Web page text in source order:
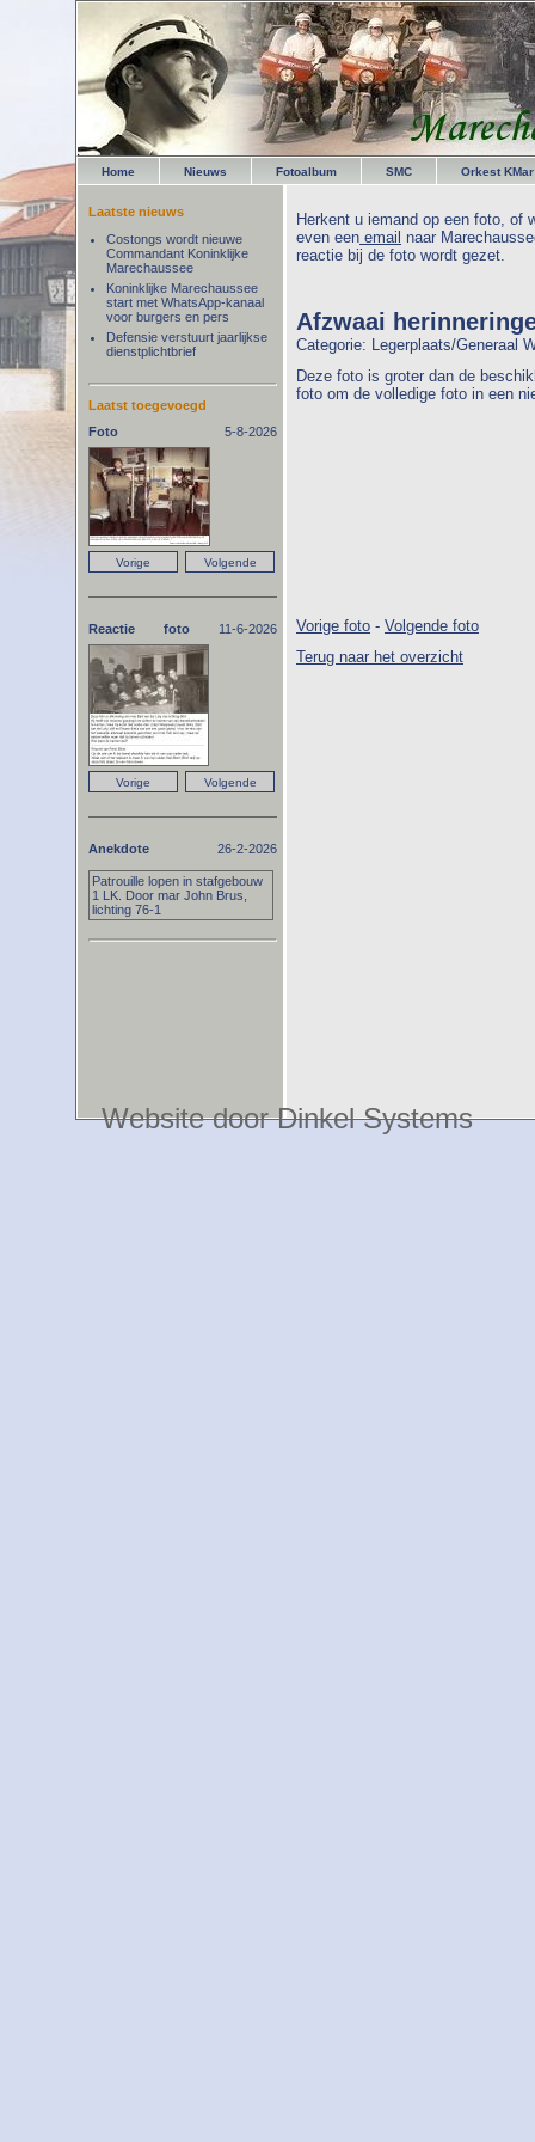
Home Nieuws Fotoalbum SMC Orkest KMar
Herkent u iemand op een foto, of
even een email naar
reactie bij de foto wordt gezet.
Afzwaai
Categorie: Legerplaats/Generaal
Deze foto is groter dan de
foto om de volledige foto in een
Vorige foto - Volgende foto
Terug naar het overzicht
Laatste nieuws
Costongs wordt nieuwe
Commandant Koninklijke
Marechaussee
Koninklijke Marechaussee
start met WhatsApp-kanaal
voor burgers en pers
Defensie verstuurt jaarlijkse
dienstplichtbrief
Laatst toegevoegd
Foto
5-8-2026
Reactie foto 11-6-2026
Anekdote 26-2-2026
Patrouille lopen in stafgebouw
1 LK. Door mar John Brus,
lichting 76-1
Website door Dinkel Systems